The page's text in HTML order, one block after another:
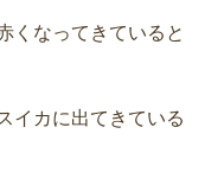
くなってきていると
イカに出てきている